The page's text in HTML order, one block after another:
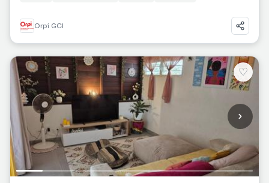
Orpi GCI
♡